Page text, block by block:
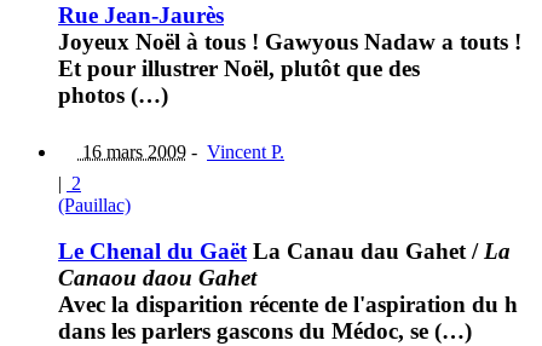
Rue Jean-Jaurès
Joyeux Noël à tous ! Gawyous Nadaw a touts !
Et pour illustrer Noël, plutôt que des
photos (…)
16 mars 2009 - Vincent P.
| 2
(Pauillac)
Le Chenal du GaëtLa Canau dau Gahet/La
Canaou daou Gahet
Avec la disparition récente de l'aspiration du h
dans les parlers gascons du Médoc, se (…)